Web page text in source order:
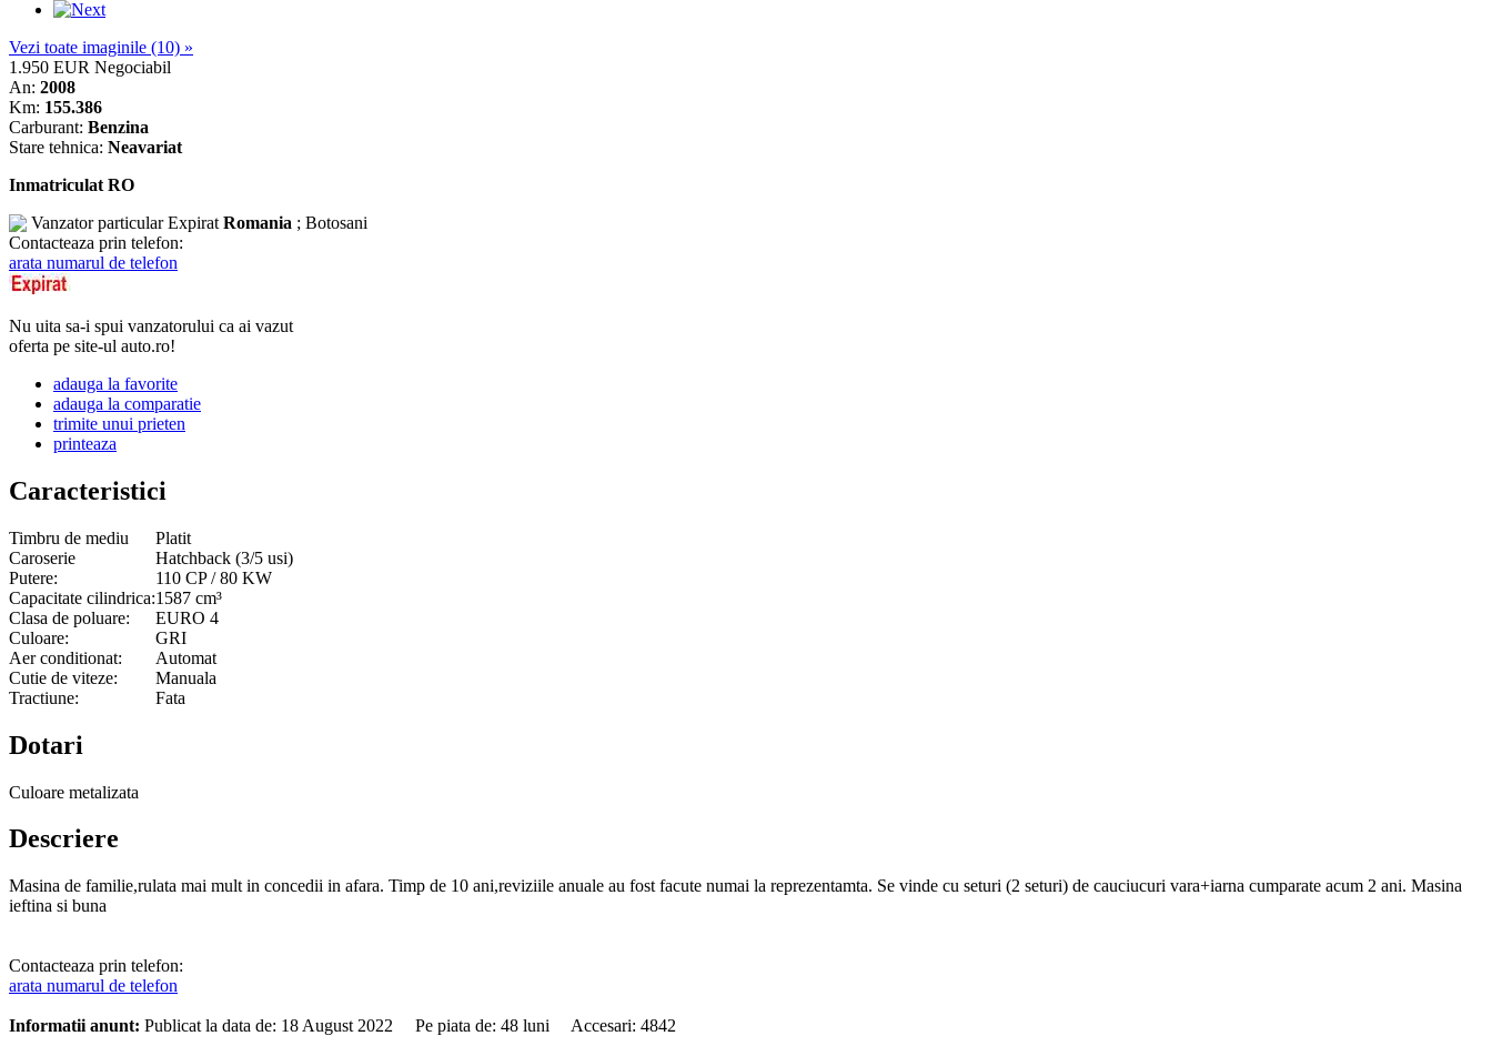
Vezi toate imaginile (10) »
1.950 EUR Negociabil
An: 2008
Km: 155.386
Carburant: Benzina
Stare tehnica: Neavariat
Inmatriculat RO
Vanzator particularExpirat Romania ; Botosani
Contacteaza prin telefon:
arata numarul de telefon
Nu uita sa-i spui vanzatorului ca ai vazut
oferta pe site-ul auto.ro!
adauga la favorite
adauga la comparatie
trimite unui prieten
printeaza
Caracteristici
Timbru de mediu
Platit
Caroserie
Hatchback (3/5 usi)
Putere:
110 CP / 80 KW
Capacitate cilindrica:1587 cm³
Clasa de poluare:
EURO 4
Culoare:
GRI
Aer conditionat:
Automat
Cutie de viteze:
Manuala
Tractiune:
Fata
Dotari
Culoare metalizata
Descriere
Masina de familie,rulata mai mult in concedii in afara. Timp de 10 ani,reviziile anuale au fost facute numai la reprezentamta. Se vinde cu seturi (2 seturi) de cauciucuri vara+iarna cumparate acum 2 ani. Masina
ieftina si buna
Contacteaza prin telefon:
arata numarul de telefon
Informatii anunt: Publicat la data de: 18 August 2022 Pe piata de: 48 luni Accesari: 4842